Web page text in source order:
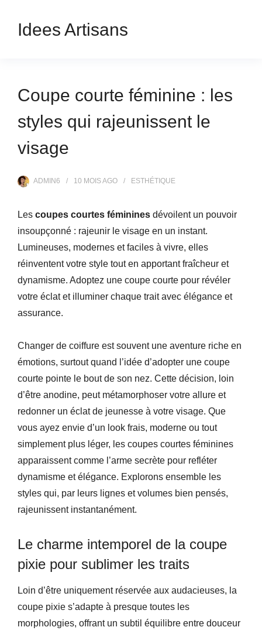
Idees Artisans
Coupe courte féminine : les
styles qui rajeunissent le
visage
ADMIN6 10 MOISAGO ESTHÉTIQUE
Les coupes courtes féminines dévoilent un pouvoir
insoupçonné : rajeunir le visage en un instant.
Lumineuses, modernes et faciles à vivre, elles
réinventent votre style tout en apportant fraîcheur et
dynamisme. Adoptez une coupe courte pour révéler
votre éclat et illuminer chaque trait avec élégance et
assurance.
Changer de coiffure est souvent une aventure riche en
émotions, surtout quand l’idée d’adopter une coupe
courte pointe le bout de son nez. Cette décision, loin
d’être anodine, peut métamorphoser votre allure et
redonner un éclat de jeunesse à votre visage. Que
vous ayez envie d’un look frais, moderne ou tout
simplement plus léger, les coupes courtes féminines
apparaissent comme l’arme secrète pour refléter
dynamisme et élégance. Explorons ensemble les
styles qui, par leurs lignes et volumes bien pensés,
rajeunissent instantanément.
Le charme intemporel de la coupe
pixie pour sublimer les traits
Loin d’être uniquement réservée aux audacieuses, la
coupe pixie s’adapte à presque toutes les
morphologies, offrant un subtil équilibre entre douceur